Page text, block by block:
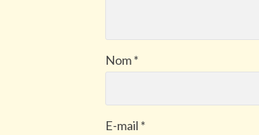
Nom*
E-mail *